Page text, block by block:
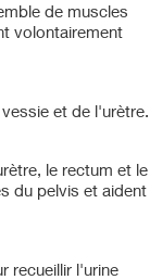
de muscles
volontairement
et de l'urètre.
le rectum et le
du pelvis et aident
recueillir l'urine